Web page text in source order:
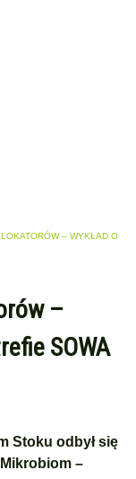
– WYKŁAD O
–
SOWA
Stoku odbył się
–